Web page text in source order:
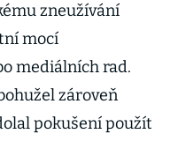
zneužívání
mocí
mediálních rad.
zároveň
pokušení použít